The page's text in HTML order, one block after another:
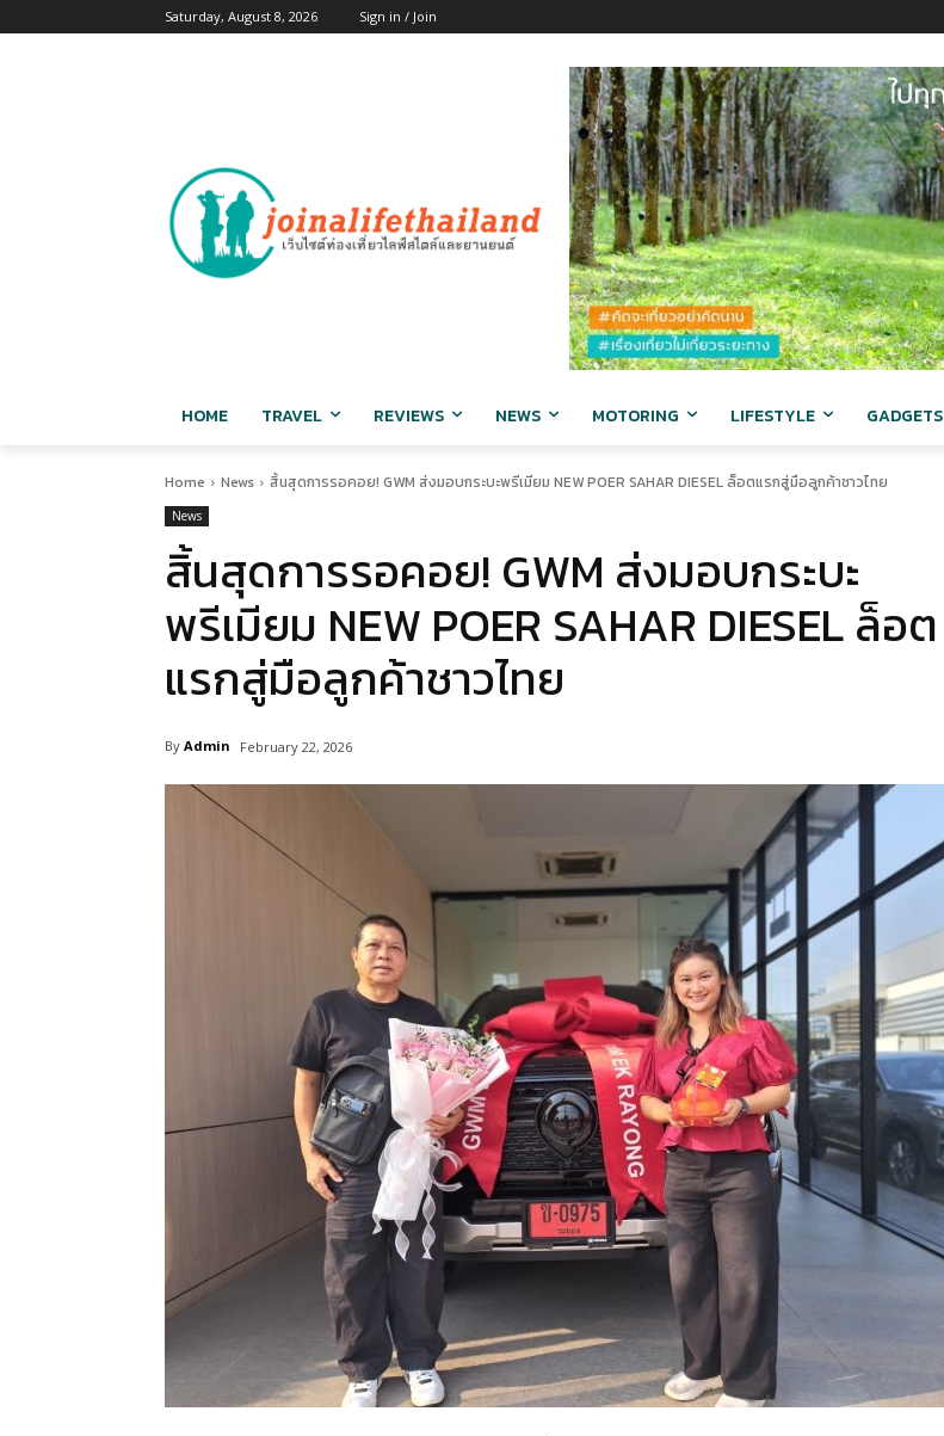
Saturday, August 8, 2026 Sign in / Join
HOME TRAVEL REVIEWS NEWS MOTORING LIFESTYLE GADGETS
Home News สิ้นสุดการรอคอย! GWM ส่งมอบกระบะพรีเมียม NEW POER SAHAR DIESEL ล็อตแรกสู่มือลูกค้าชาวไทย
News
สิ้นสุดการรอคอย! GWM ส่งมอบกระบะ
พรีเมียม NEW POER SAHAR DIESEL ล็อต
แรกสู่มือลูกค้าชาวไทย
By Admin February 22, 2026